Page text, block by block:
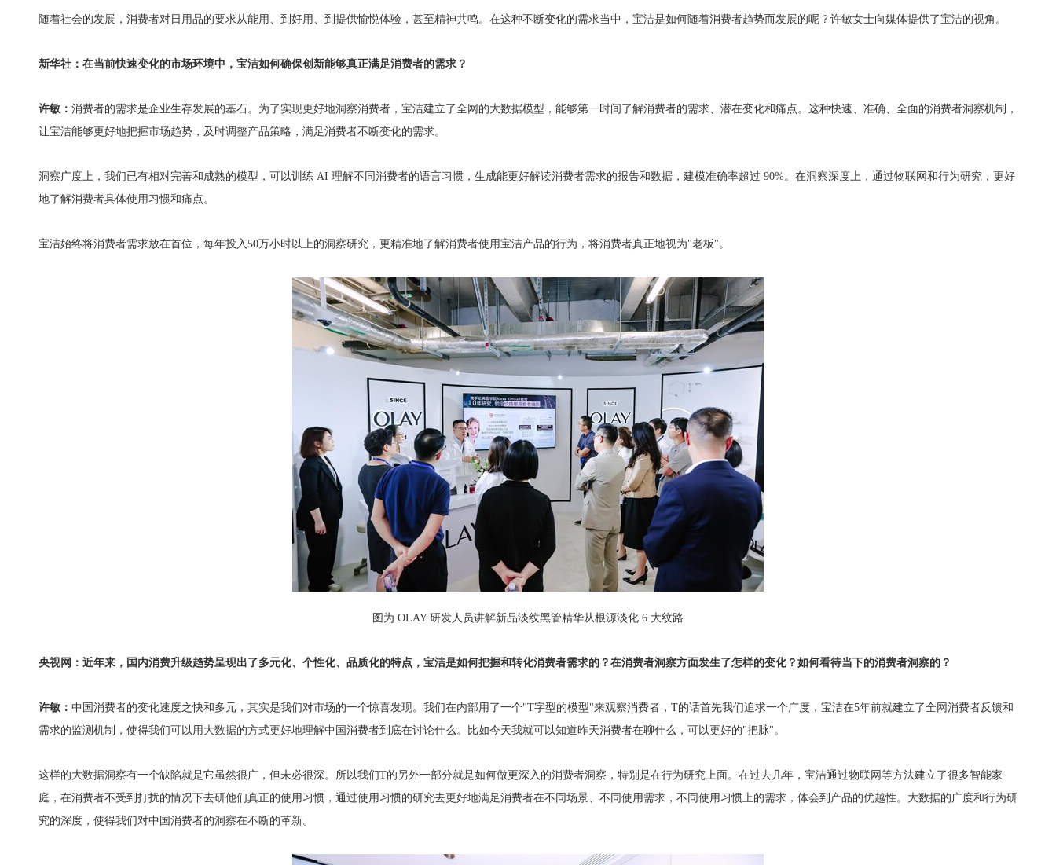
随着社会的发展，消费者对日用品的要求从能用、到好用、到提供愉悦体验，甚至精神共鸣。在这种不断变化的需求当中，宝洁是如何随着消费者趋势而发展的呢？许敏女士向媒体提供了宝洁的视角。
新华社：在当前快速变化的市场环境中，宝洁如何确保创新能够真正满足消费者的需求？
许敏： 消费者的需求是企业生存发展的基石。为了实现更好地洞察消费者，宝洁建立了全网的大数据模型，能够第一时间了解消费者的需求、潜在变化和痛点。这种快速、准确、全面的消费者洞察机制，
让宝洁能够更好地把握市场趋势，及时调整产品策略，满足消费者不断变化的需求。
洞察广度上，我们已有相对完善和成熟的模型，可以训练 AI 理解不同消费者的语言习惯，生成能更好解读消费者需求的报告和数据，建模准确率超过 90%。在洞察深度上，通过物联网和行为研究，更好
地了解消费者具体使用习惯和痛点。
宝洁始终将消费者需求放在首位，每年投入50万小时以上的洞察研究，更精准地了解消费者使用宝洁产品的行为，将消费者真正地视为"老板"。
图为 OLAY 研发人员讲解新品淡纹黑管精华从根源淡化 6 大纹路
央视网：近年来，国内消费升级趋势呈现出了多元化、个性化、品质化的特点，宝洁是如何把握和转化消费者需求的？在消费者洞察方面发生了怎样的变化？如何看待当下的消费者洞察的？
许敏： 中国消费者的变化速度之快和多元，其实是我们对市场的一个惊喜发现。我们在内部用了一个"T字型的模型"来观察消费者，T的话首先我们追求一个广度，宝洁在5年前就建立了全网消费者反馈和
需求的监测机制，使得我们可以用大数据的方式更好地理解中国消费者到底在讨论什么。比如今天我就可以知道昨天消费者在聊什么，可以更好的"把脉"。
这样的大数据洞察有一个缺陷就是它虽然很广，但未必很深。所以我们T的另外一部分就是如何做更深入的消费者洞察，特别是在行为研究上面。在过去几年，宝洁通过物联网等方法建立了很多智能家
庭，在消费者不受到打扰的情况下去研他们真正的使用习惯，通过使用习惯的研究去更好地满足消费者在不同场景、不同使用需求，不同使用习惯上的需求，体会到产品的优越性。大数据的广度和行为研
究的深度，使得我们对中国消费者的洞察在不断的革新。